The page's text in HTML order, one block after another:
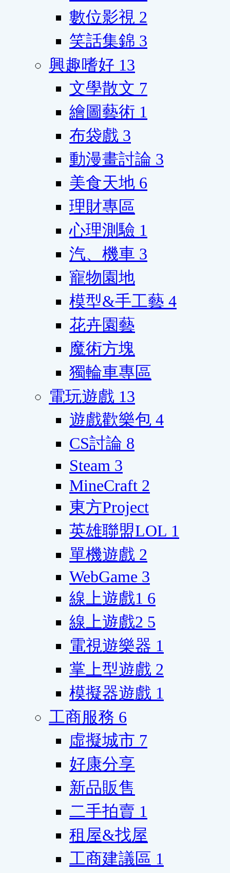
數位影視 2
笑話集錦 3
興趣嗜好 13
文學散文 7
繪圖藝術 1
布袋戲 3
動漫畫討論 3
美食天地 6
理財專區
心理測驗 1
汽、機車 3
寵物園地
模型&手工藝 4
花卉園藝
魔術方塊
獨輪車專區
電玩遊戲 13
遊戲歡樂包 4
CS討論 8
Steam 3
MineCraft 2
東方Project
英雄聯盟LOL 1
單機遊戲 2
WebGame 3
線上遊戲1 6
線上遊戲2 5
電視遊樂器 1
掌上型遊戲 2
模擬器遊戲 1
工商服務 6
虛擬城市 7
好康分享
新品販售
二手拍賣 1
租屋&找屋
工商建議區 1